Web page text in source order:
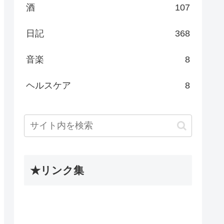
酒 107
日記 368
音楽 8
ヘルスケア 8
★リンク集